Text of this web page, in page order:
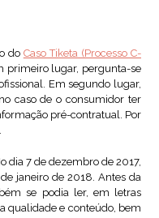
do Caso Tiketa (Processo C-
primeiro lugar, pergunta-se
Em segundo lugar,
caso de o consumidor ter
pré-contratual. Por
dia 7 de dezembro de 2017,
janeiro de 2018. Antes da
se podia ler, em letras
qualidade e conteúdo, bem